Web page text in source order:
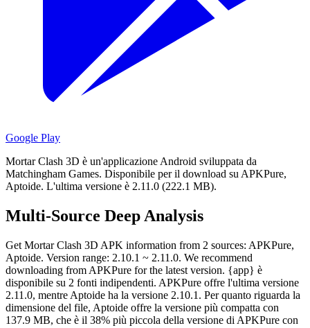
Google Play
Mortar Clash 3D è un'applicazione Android sviluppata da
Matchingham Games. Disponibile per il download su APKPure,
Aptoide. L'ultima versione è 2.11.0 (222.1 MB).
Multi-Source Deep Analysis
Get Mortar Clash 3D APK information from 2 sources: APKPure,
Aptoide. Version range: 2.10.1 ~ 2.11.0. We recommend
downloading from APKPure for the latest version. {app} è
disponibile su 2 fonti indipendenti. APKPure offre l'ultima versione
2.11.0, mentre Aptoide ha la versione 2.10.1. Per quanto riguarda la
dimensione del file, Aptoide offre la versione più compatta con
137.9 MB, che è il 38% più piccola della versione di APKPure con